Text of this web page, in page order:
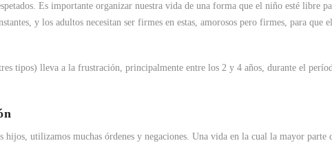
Es importante organizar nuestra vida de una forma que el niño esté libre
y los adultos necesitan ser firmes en estas, amorosos pero firmes, para que
tipos) lleva a la frustración, principalmente entre los 2 y 4 años, durante el
hijos, utilizamos muchas órdenes y negaciones. Una vida en la cual la mayor parte